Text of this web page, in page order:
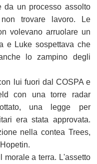
da un processo assolto
trovare lavoro. Le
volevano arruolare un
e Luke sospettava che
lo zampino degli
lui fuori dal COSPA e
con una torre radar
una legge per
era stata approvata.
nella contea Trees,
morale a terra. L'assetto